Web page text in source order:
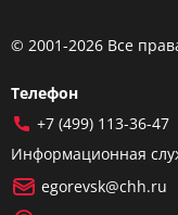
© 2001-2026 Все
Телефон
+7 (499) 113-36-47
Информационная
egorevsk@chh.ru